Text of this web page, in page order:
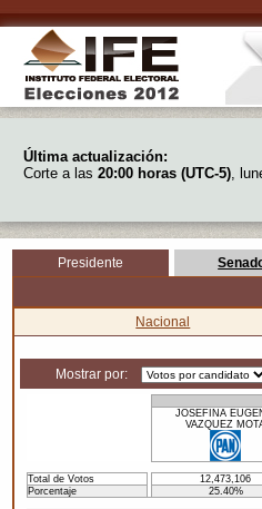
Última actualización:
Corte a las 20:00 horas (UTC-5),
Presidente
Nacional
Mostrar por:
JOSEFINA
VAZQUEZ
Total de Votos 12,473,106
Porcentaje
25.40%